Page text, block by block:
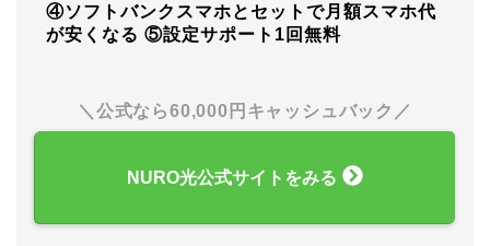
④ソフトバンクスマホとセットで月額スマホ代
が安くなる ⑤設定サポート1回無料
＼公式なら60,000円キャッシュバック／
NURO光公式サイトをみる